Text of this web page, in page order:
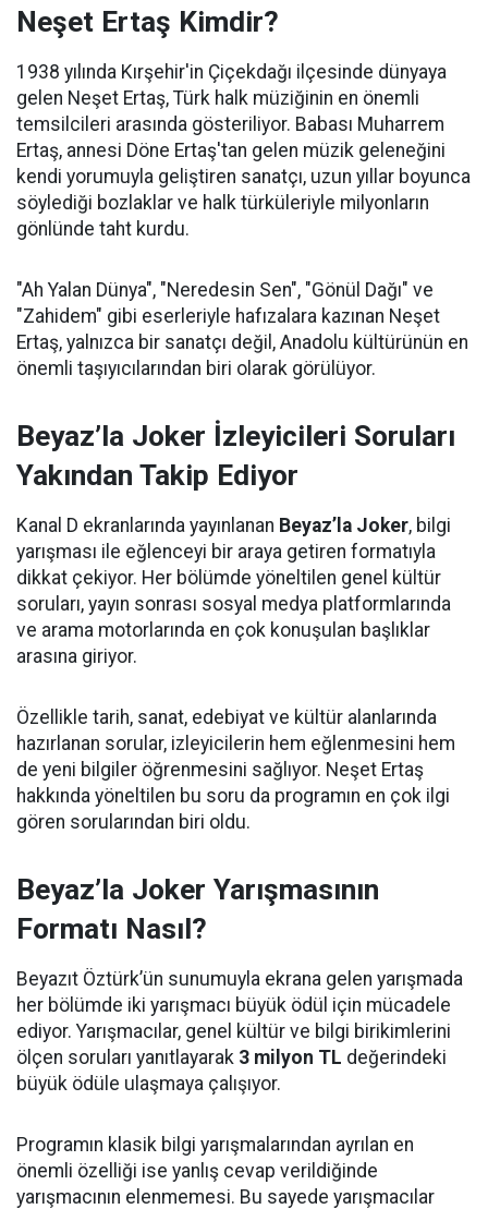
Neşet Ertaş Kimdir?
1938 yılında Kırşehir'in Çiçekdağı ilçesinde dünyaya
gelen Neşet Ertaş, Türk halk müziğinin en önemli
temsilcileri arasında gösteriliyor. Babası Muharrem
Ertaş, annesi Döne Ertaş'tan gelen müzik geleneğini
kendi yorumuyla geliştiren sanatçı, uzun yıllar boyunca
söylediği bozlaklar ve halk türküleriyle milyonların
gönlünde taht kurdu.
"Ah Yalan Dünya", "Neredesin Sen", "Gönül Dağı" ve
"Zahidem" gibi eserleriyle hafızalara kazınan Neşet
Ertaş, yalnızca bir sanatçı değil, Anadolu kültürünün en
önemli taşıyıcılarından biri olarak görülüyor.
Beyaz’la Joker İzleyicileri Soruları
Yakından Takip Ediyor
Kanal D ekranlarında yayınlanan Beyaz’la Joker, bilgi
yarışması ile eğlenceyi bir araya getiren formatıyla
dikkat çekiyor. Her bölümde yöneltilen genel kültür
soruları, yayın sonrası sosyal medya platformlarında
ve arama motorlarında en çok konuşulan başlıklar
arasına giriyor.
Özellikle tarih, sanat, edebiyat ve kültür alanlarında
hazırlanan sorular, izleyicilerin hem eğlenmesini hem
de yeni bilgiler öğrenmesini sağlıyor. Neşet Ertaş
hakkında yöneltilen bu soru da programın en çok ilgi
gören sorularından biri oldu.
Beyaz’la Joker Yarışmasının
Formatı Nasıl?
Beyazıt Öztürk’ün sunumuyla ekrana gelen yarışmada
her bölümde iki yarışmacı büyük ödül için mücadele
ediyor. Yarışmacılar, genel kültür ve bilgi birikimlerini
ölçen soruları yanıtlayarak 3 milyon TL değerindeki
büyük ödüle ulaşmaya çalışıyor.
Programın klasik bilgi yarışmalarından ayrılan en
önemli özelliği ise yanlış cevap verildiğinde
yarışmacının elenmemesi. Bu sayede yarışmacılar